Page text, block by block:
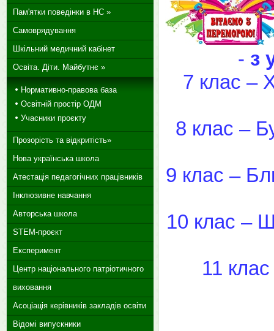
- з
7 клас –
8 клас –
9 клас –
10 клас –
11
Пам'ятки поведінки в НС »
Самоврядування
Шкільний медичний кабінет
Освіта. Діти. Майбутнє »
Нормативно-правова база
Освітній простір ОДМ
Учасники проєкту
Прозорість та відкритість»
Нова українська школа
Атестація педагогічних працівників
Інклюзивне навчання
Авторська школа
STEM-проєкт
Експеримент
Центр національного патріотичного
виховання
Асоціація керівників закладів освіти
Відомі випускники